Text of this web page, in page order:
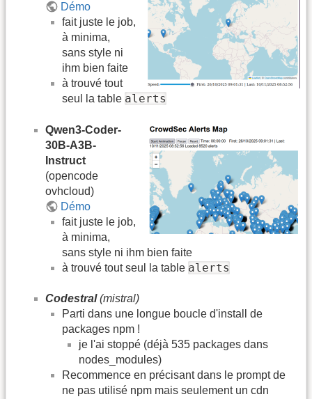
Démo
fait juste le job,
à minima,
sans style ni
ihm bien faite
à trouvé tout
seul la table alerts
Qwen3-Coder-
30B-A3B-
Instruct
(opencode
ovhcloud)
Démo
fait juste le job,
à minima,
sans style ni ihm bien faite
à trouvé tout seul la table alerts
Codestral(mistral)
Parti dans une longue boucle d'install de
packages npm !
je l'ai stoppé (déjà 535 packages dans
nodes_modules)
Recommence en précisant dans le prompt de
ne pas utilisé npm mais seulement un cdn